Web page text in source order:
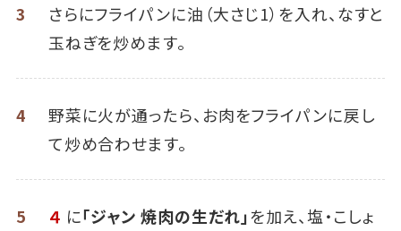
3
さらにフライパンに油（大さじ1）を入れ、なすと
玉ねぎを炒めます。
4
野菜に火が通ったら、お肉をフライパンに戻し
て炒め合わせます。
5 ４ に「ジャン 焼肉の生だれ」を加え、塩・こしょ